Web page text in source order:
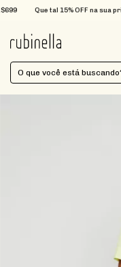
Que tal 15% OFF na sua